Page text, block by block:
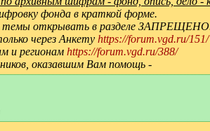
фонда в краткой форме.
темы открывать в разделе
через Анкету https://forum.vgd.ru/
и регионам https://forum.vgd.ru/388/
оказавшим Вам помощь -